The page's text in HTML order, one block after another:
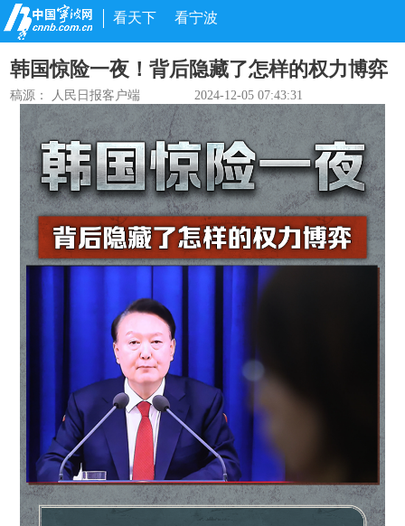
看天下 看宁波
韩国惊险一夜！背后隐藏了怎样的权力博弈
稿源： 人民日报客户端 2024-12-05 07:43:31